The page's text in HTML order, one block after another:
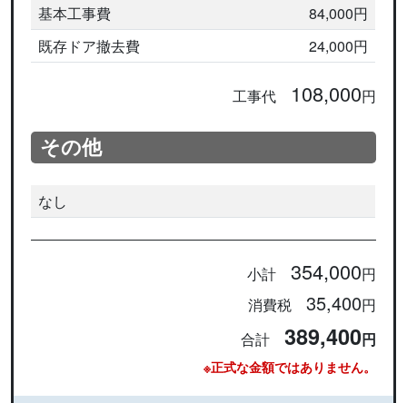
基本工事費
84,000円
既存ドア撤去費
24,000円
工事代 108,000円
その他
なし
小計 354,000円
消費税 35,400円
合計 389,400円
※正式な金額ではありません。